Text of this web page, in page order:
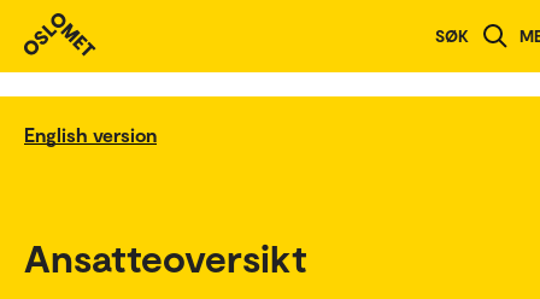
SØK
English version
Ansatteoversikt